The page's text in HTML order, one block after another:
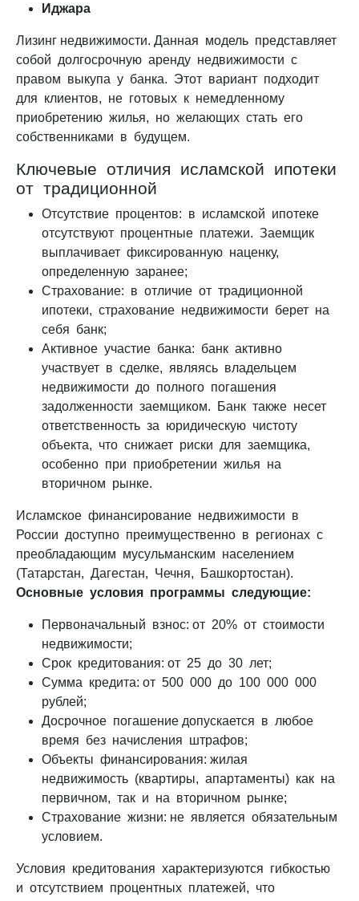
Иджара
Лизинг недвижимости. Данная модель представляет
собой долгосрочную аренду недвижимости с
правом выкупа у банка. Этот вариант подходит
для клиентов, не готовых к немедленному
приобретению жилья, но желающих стать его
собственниками в будущем.
Ключевые отличия исламской ипотеки
от традиционной
Отсутствие процентов: в исламской ипотеке
отсутствуют процентные платежи. Заемщик
выплачивает фиксированную наценку,
определенную заранее;
Страхование: в отличие от традиционной
ипотеки, страхование недвижимости берет на
себя банк;
Активное участие банка: банк активно
участвует в сделке, являясь владельцем
недвижимости до полного погашения
задолженности заемщиком. Банк также несет
ответственность за юридическую чистоту
объекта, что снижает риски для заемщика,
особенно при приобретении жилья на
вторичном рынке.
Исламское финансирование недвижимости в
России доступно преимущественно в регионах с
преобладающим мусульманским населением
(Татарстан, Дагестан, Чечня, Башкортостан).
Основные условия программы следующие:
Первоначальный взнос: от 20% от стоимости
недвижимости;
Срок кредитования: от 25 до 30 лет;
Сумма кредита: от 500 000 до 100 000 000
рублей;
Досрочное погашение допускается в любое
время без начисления штрафов;
Объекты финансирования: жилая
недвижимость (квартиры, апартаменты) как на
первичном, так и на вторичном рынке;
Страхование жизни: не является обязательным
условием.
Условия кредитования характеризуются гибкостью
и отсутствием процентных платежей, что